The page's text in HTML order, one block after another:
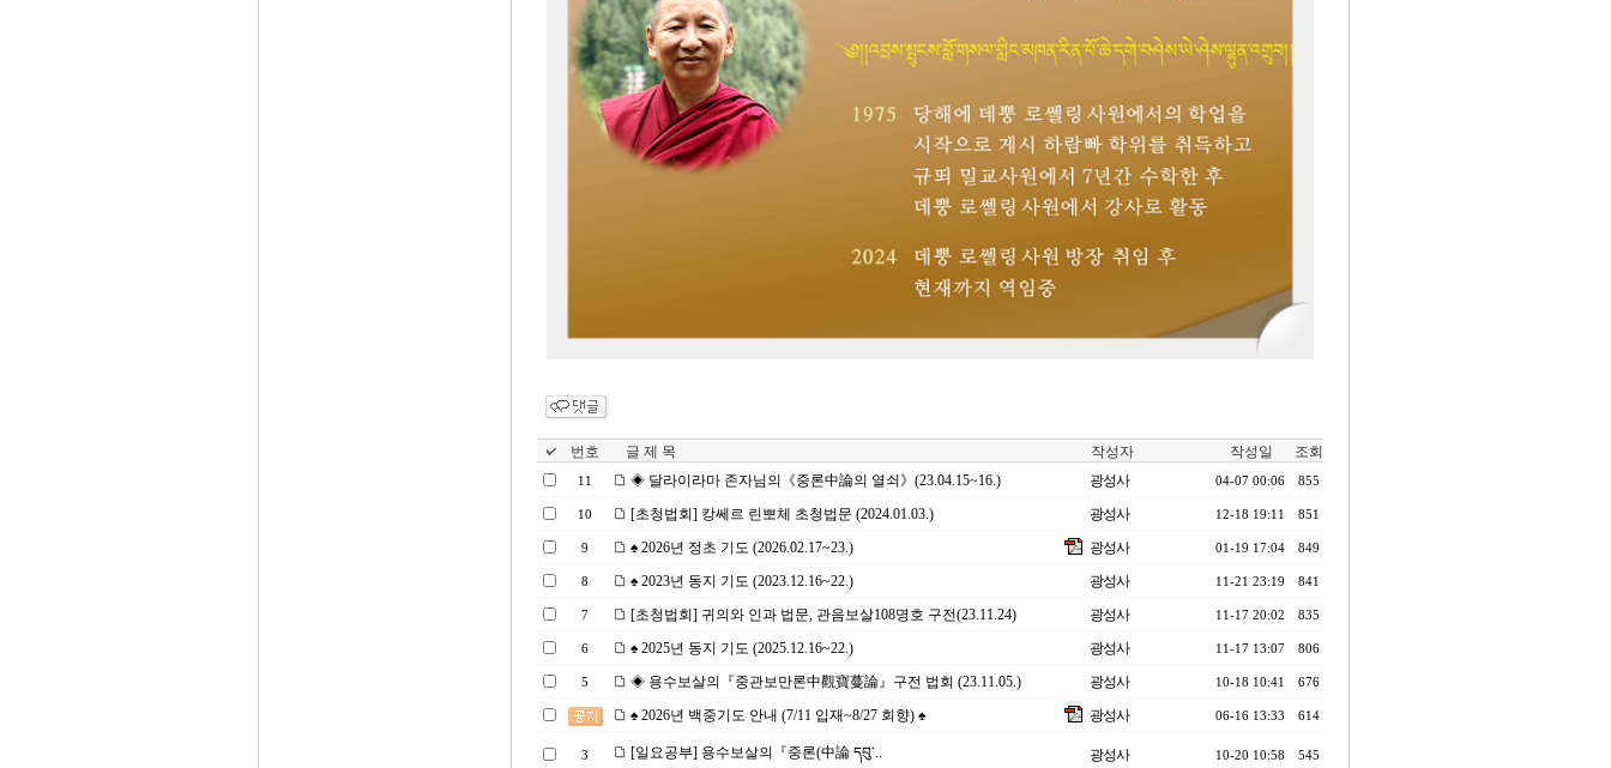
번호 글 제 목 작성자 작성일 조회
11 ◈ 달라이라마 존자님의《중론中論의 열쇠》(23.04.15~16.) 광성사 04-07 00:06 855
10 [초청법회] 캉쎄르 린뽀체 초청법문 (2024.01.03.) 광성사 12-18 19:11 851
9 ♠ 2026년 정초 기도 (2026.02.17~23.) 광성사 01-19 17:04 849
8 ♠ 2023년 동지 기도 (2023.12.16~22.) 광성사 11-21 23:19 841
7 [초청법회] 귀의와 인과 법문, 관음보살108명호 구전(23.11.24) 광성사 11-17 20:02 835
6 ♠ 2025년 동지 기도 (2025.12.16~22.) 광성사 11-17 13:07 806
5 ◈ 용수보살의『중관보만론中觀寶蔓論』구전 법회 (23.11.05.) 광성사 10-18 10:41 676
♠ 2026년 백중기도 안내 (7/11 입재~8/27 회향) ♠ 광성사 06-16 13:33 614
3 [일요공부] 용수보살의『중론(中論 དབུ་.. 광성사 10-20 10:58 545